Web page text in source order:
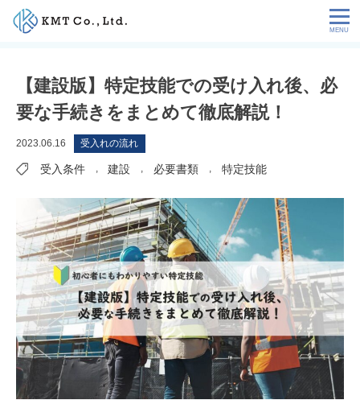
Skip
NEWS
お客様の声
特定技能コラム
採用情報
お問い合わせ
【建設版】特定技能での受け入れ後、必
要な手続きをまとめて徹底解説！
2023.06.16 受入れの流れ
受入条件 建設 必要書類 特定技能